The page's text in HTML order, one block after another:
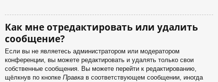
Как мне отредактировать или удалить
сообщение?
Если вы не являетесь администратором или модератором
конференции, вы можете редактировать и удалять только свои
собственные сообщения. Вы можете перейти к редактированию,
щёлкнув по кнопке Правка в соответствующем сообщении, иногда